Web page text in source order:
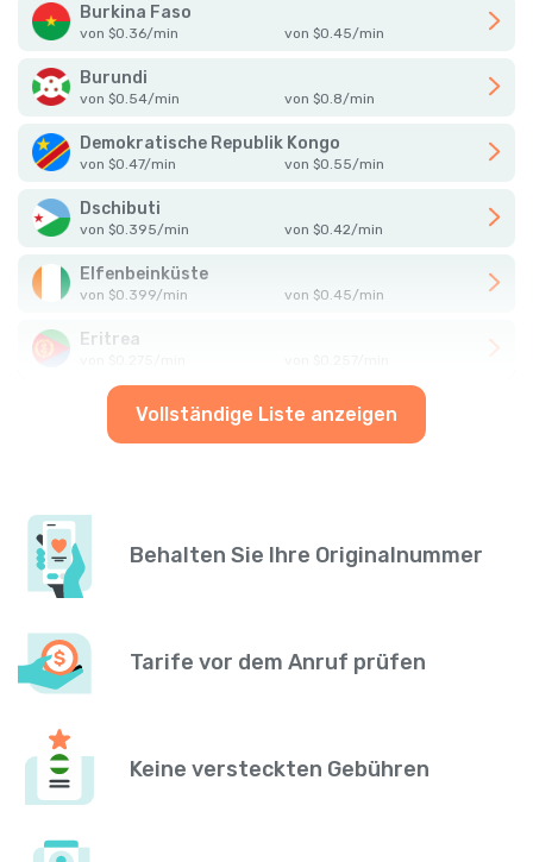
Burkina Faso
von $0.36/min von $0.45/min
Burundi
von $0.54/min von $0.8/min
Demokratische Republik Kongo
von $0.47/min von $0.55/min
Dschibuti
von $0.395/min von $0.42/min
Elfenbeinküste
von $0.399/min von $0.45/min
Eritrea
Vollständige Liste anzeigen
Behalten Sie Ihre Originalnummer
Tarife vor dem Anruf prüfen
Keine versteckten Gebühren